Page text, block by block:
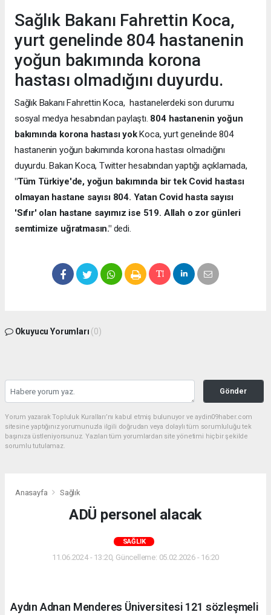
Sağlık Bakanı Fahrettin Koca,
yurt genelinde 804 hastanenin
yoğun bakımında korona
hastası olmadığını duyurdu.
Sağlık Bakanı Fahrettin Koca, hastanelerdeki son durumu
sosyal medya hesabından paylaştı. 804 hastanenin yoğun
bakımında korona hastası yokKoca, yurt genelinde 804
hastanenin yoğun bakımında korona hastası olmadığını
duyurdu. Bakan Koca, Twitter hesabından yaptığı açıklamada,
"Tüm Türkiye'de, yoğun bakımında bir tek Covid hastası
olmayan hastane sayısı 804. Yatan Covid hasta sayısı
'Sıfır' olan hastane sayımız ise 519. Allah o zor günleri
semtimize uğratmasın."dedi.
Okuyucu Yorumları (0)
Gönder
Yorum yazarak Topluluk Kuralları’nı kabul etmiş bulunuyor ve aydin09haber.com
sitesine yaptığınız yorumunuzla ilgili doğrudan veya dolaylı tüm sorumluluğu tek
başınıza üstleniyorsunuz. Yazılan tüm yorumlardan site yönetimi hiçbir şekilde
sorumlu tutulamaz.
Anasayfa Sağlık
ADÜ personel alacak
SAĞLIK
11.06.2024 - 13:20, Güncelleme: 05.02.2026 - 16:20
Aydın Adnan Menderes Üniversitesi 121 sözleşmeli